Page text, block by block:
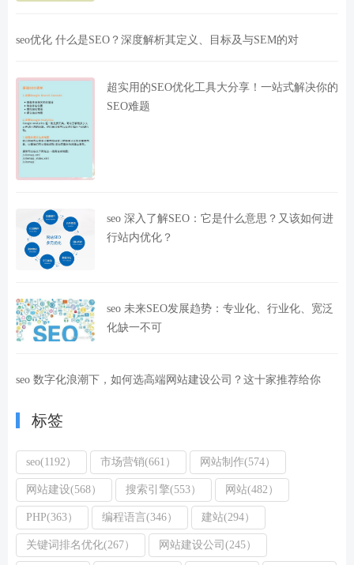
seo优化 什么是SEO？深度解析其定义、目标及与SEM的对
超实用的SEO优化工具大分享！一站式解决你的
SEO难题
seo 深入了解SEO：它是什么意思？又该如何进
行站内优化？
seo 未来SEO发展趋势：专业化、行业化、宽泛
化缺一不可
seo 数字化浪潮下，如何选高端网站建设公司？这十家推荐给你
标签
seo(1192） 市场营销(661） 网站制作(574）
网站建设(568） 搜索引擎(553） 网站(482）
PHP(363） 编程语言(346） 建站(294）
关键词排名优化(267） 网站建设公司(245）